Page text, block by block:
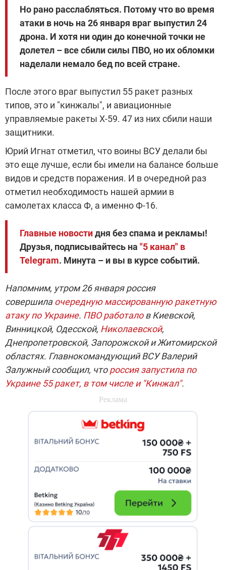
Но рано расслабляться. Потому что во время
атаки в ночь на 26 января враг выпустил 24
дрона. И хотя ни один до конечной точки не
долетел – все сбили силы ПВО, но их обломки
наделали немало бед по всей стране.
После этого враг выпустил 55 ракет разных
типов, это и "кинжалы", и авиационные
управляемые ракеты Х-59. 47 из них сбили наши
защитники.
Юрий Игнат отметил, что воины ВСУ делали бы
это еще лучше, если бы имели на балансе больше
видов и средств поражения. И в очередной раз
отметил необходимость нашей армии в
самолетах класса Ф, а именно Ф-16.
Главные новостидня без спама и рекламы!
Друзья, подписывайтесь на "5 канал" в
Telegram. Минута – и вы в курсе событий.
Напомним, утром 26 января россия
совершилаочередную массированную ракетную
атаку по Украине. ПВО работалов Киевской,
Винницкой, Одесской, Николаевской,
Днепропетровской, Запорожской и Житомирской
областях. Главнокомандующий ВСУ Валерий
Залужный сообщил, чтороссия запустила по
Украине 55 ракет, в том числе и "Кинжал".